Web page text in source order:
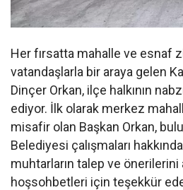
Her fırsatta mahalle ve esnaf
vatandaşlarla bir araya gelen
Dinçer Orkan, ilçe halkının
ediyor. İlk olarak merkez
misafir olan Başkan Orkan,
Belediyesi çalışmaları
muhtarların talep ve önerilerini
hoşsohbetleri için teşekkür